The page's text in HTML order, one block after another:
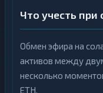
Что учесть при
Обмен эфира на
активов между
несколько
ETH.